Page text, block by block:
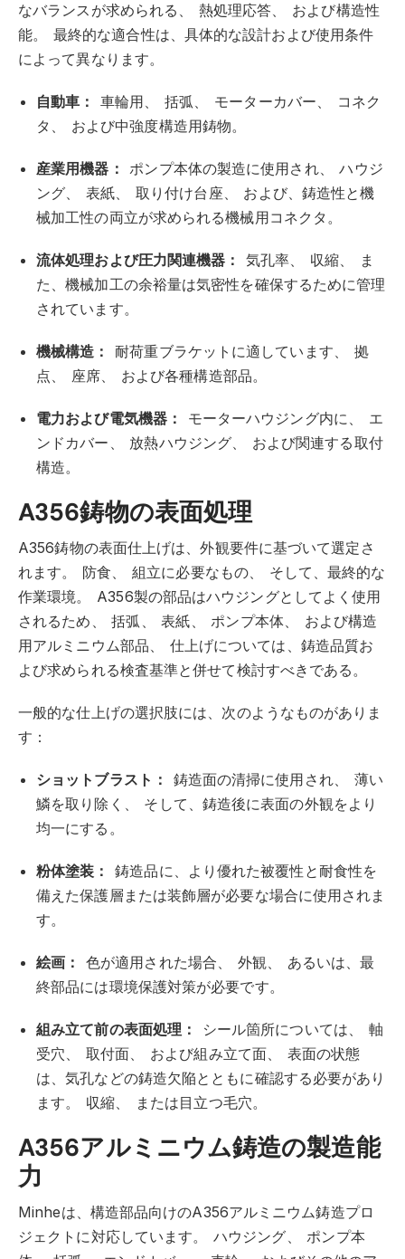
なバランスが求められる、
熱処理応答、
および構造性
能。
最終的な適合性は、具体的な設計および使用条件
によって異なります。
自動車： 車輪用、 括弧、 モーターカバー、
コネク
タ、
および中強度構造用鋳物。
産業用機器： ポンプ本体の製造に使用され、
ハウジ
ング、
表紙、 取り付け台座、
および、鋳造性と機
械加工性の両立が求められる機械用コネクタ。
流体処理および圧力関連機器： 気孔率、 収縮、
ま
た、機械加工の余裕量は気密性を確保するために管理
されています。
機械構造： 耐荷重ブラケットに適しています、
拠
点、
座席、 および各種構造部品。
電力および電気機器： モーターハウジング内に、
エ
ンドカバー、
放熱ハウジング、
および関連する取付
構造。
A356鋳物の表面処理
A356鋳物の表面仕上げは、外観要件に基づいて選定さ
れます。
防食、 組立に必要なもの、
そして、最終的な
作業環境。
A356製の部品はハウジングとしてよく使用
されるため、
括弧、 表紙、 ポンプ本体、
および構造
用アルミニウム部品、
仕上げについては、鋳造品質お
よび求められる検査基準と併せて検討すべきである。
一般的な仕上げの選択肢には、次のようなものがありま
す：
ショットブラスト： 鋳造面の清掃に使用され、
薄い
鱗を取り除く、
そして、鋳造後に表面の外観をより
均一にする。
粉体塗装：
鋳造品に、より優れた被覆性と耐食性を
備えた保護層または装飾層が必要な場合に使用されま
す。
絵画： 色が適用された場合、 外観、
あるいは、最
終部品には環境保護対策が必要です。
組み立て前の表面処理： シール箇所については、
軸
受穴、
取付面、 および組み立て面、
表面の状態
は、気孔などの鋳造欠陥とともに確認する必要があり
ます。
収縮、 または目立つ毛穴。
A356アルミニウム鋳造の製造能
力
Minheは、構造部品向けのA356アルミニウム鋳造プロ
ジェクトに対応しています。
ハウジング、
ポンプ本